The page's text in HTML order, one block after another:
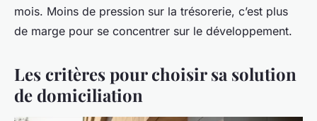
mois. Moins de pression sur la trésorerie, c’est plus
de marge pour se concentrer sur le développement.
Les critères pour choisir sa solution
de domiciliation